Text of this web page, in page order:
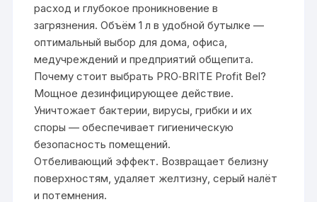
расход и глубокое проникновение в
загрязнения. Объём 1 л в удобной бутылке —
оптимальный выбор для дома, офиса,
медучреждений и предприятий общепита.
Почему стоит выбрать PRO‑BRITE Profit Bel?
Мощное дезинфицирующее действие.
Уничтожает бактерии, вирусы, грибки и их
споры — обеспечивает гигиеническую
безопасность помещений.
Отбеливающий эффект. Возвращает белизну
поверхностям, удаляет желтизну, серый налёт
и потемнения.